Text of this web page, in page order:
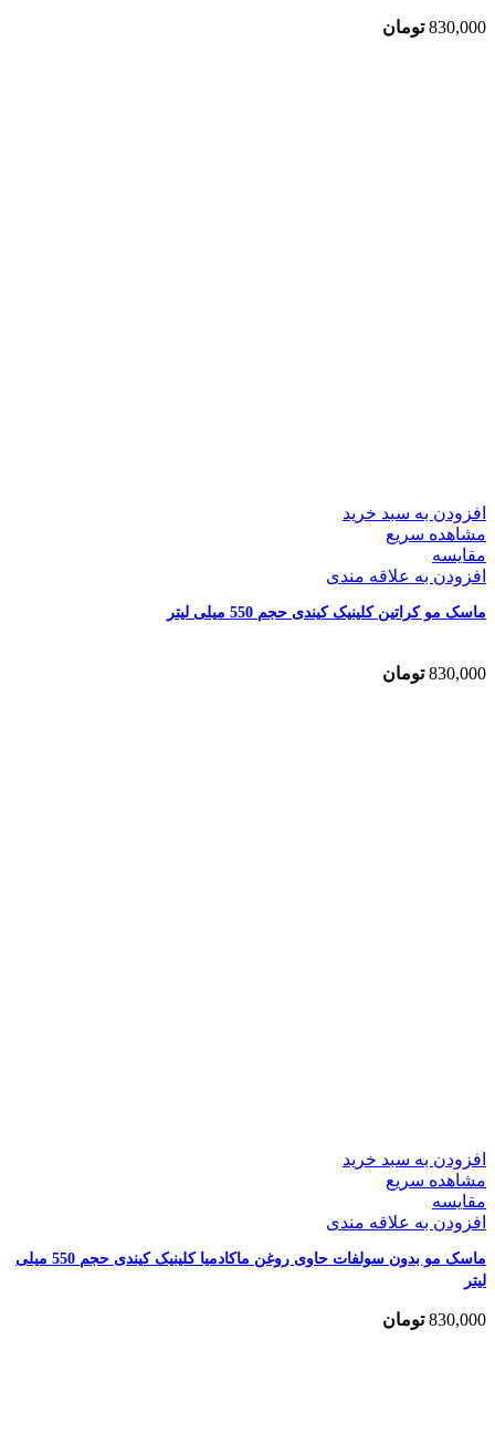
830,000 تومان
افزودن به سبد خرید
مشاهده سریع
مقایسه
افزودن به علاقه مندی
ماسک مو کراتین کلینیک کیندی حجم 550 میلی لیتر
830,000 تومان
افزودن به سبد خرید
مشاهده سریع
مقایسه
افزودن به علاقه مندی
ماسک مو بدون سولفات حاوی روغن ماکادمیا کلینیک کیندی حجم 550 میلی
لیتر
830,000 تومان